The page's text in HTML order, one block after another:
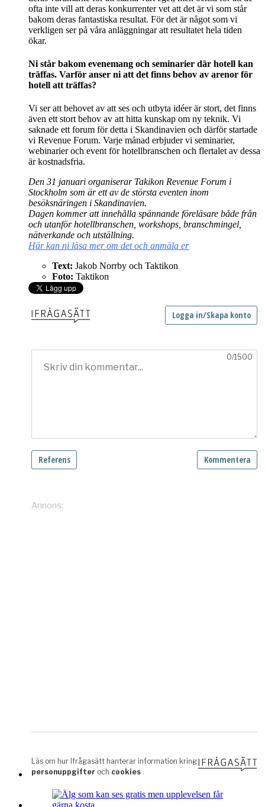
ofta inte vill att deras konkurrenter vet att det är vi som står
bakom deras fantastiska resultat. För det är något som vi
verkligen ser på våra anläggningar att resultatet hela tiden
ökar.
Ni står bakom evenemang och seminarier där hotell kan
träffas. Varför anser ni att det finns behov av arenor för
hotell att träffas?
Vi ser att behovet av att ses och utbyta idéer är stort, det finns
även ett stort behov av att hitta kunskap om ny teknik. Vi
saknade ett forum för detta i Skandinavien och därför startade
vi Revenue Forum. Varje månad erbjuder vi seminarier,
webinarier och event för hotellbranschen och flertalet av dessa
är kostnadsfria.
Den 31 januari organiserar Takikon Revenue Forum i
Stockholm som är ett av de största eventen inom
besöksnäringen i Skandinavien.
Dagen kommer att innehålla spännande föreläsare både från
och utanför hotellbranschen, workshops, branschmingel,
nätverkande och utställning.
Här kan ni läsa mer om det och anmäla er
Text: Jakob Norrby och Taktikon
Foto: Taktikon